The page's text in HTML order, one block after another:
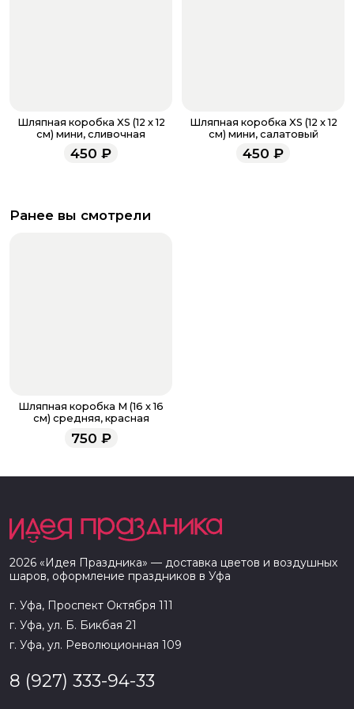
Шляпная коробка XS (12 х 12
см) мини, сливочная
450 ₽
Шляпная коробка XS (12 х 12
см) мини, салатовый
450 ₽
Ранее вы смотрели
Шляпная коробка M (16 х 16
см) средняя, красная
750 ₽
2026 «Идея Праздника» — доставка цветов и воздушных
шаров, оформление праздников в Уфа
г. Уфа, Проспект Октября 111
г. Уфа, ул. Б. Бикбая 21
г. Уфа, ул. Революционная 109
8 (927) 333-94-33